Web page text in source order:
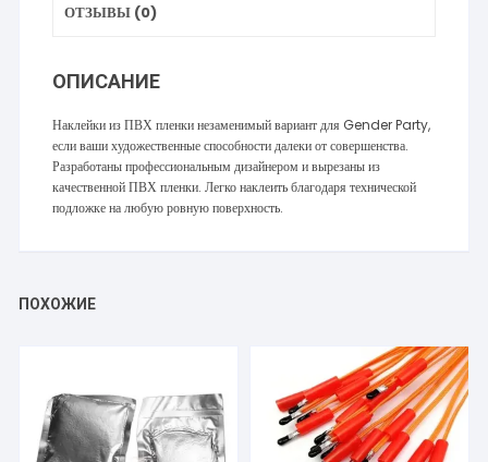
ОТЗЫВЫ (0)
ОПИСАНИЕ
Наклейки из ПВХ пленки незаменимый вариант для Gender Party,
если ваши художественные способности далеки от совершенства.
Разработаны профессиональным дизайнером и вырезаны из
качественной ПВХ пленки. Легко наклеить благодаря технической
подложке на любую ровную поверхность.
ПОХОЖИЕ